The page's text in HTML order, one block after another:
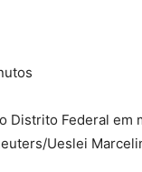
Distrito Federal em
Ueslei